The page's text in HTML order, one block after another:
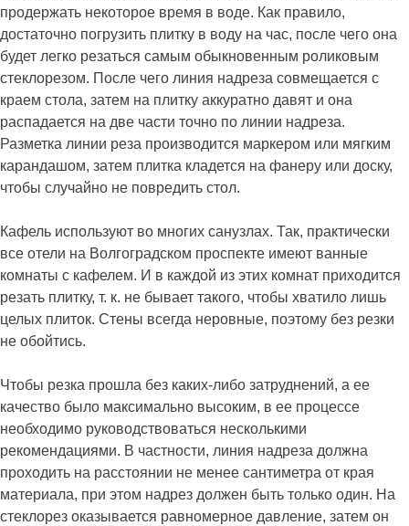
продержать некоторое время в воде. Как правило,
достаточно погрузить плитку в воду на час, после чего она
будет легко резаться самым обыкновенным роликовым
стеклорезом. После чего линия надреза совмещается с
краем стола, затем на плитку аккуратно давят и она
распадается на две части точно по линии надреза.
Разметка линии реза производится маркером или мягким
карандашом, затем плитка кладется на фанеру или доску,
чтобы случайно не повредить стол.
Кафель используют во многих санузлах. Так, практически
все отели на Волгоградском проспекте имеют ванные
комнаты с кафелем. И в каждой из этих комнат приходится
резать плитку, т. к. не бывает такого, чтобы хватило лишь
целых плиток. Стены всегда неровные, поэтому без резки
не обойтись.
Чтобы резка прошла без каких-либо затруднений, а ее
качество было максимально высоким, в ее процессе
необходимо руководствоваться несколькими
рекомендациями. В частности, линия надреза должна
проходить на расстоянии не менее сантиметра от края
материала, при этом надрез должен быть только один. На
стеклорез оказывается равномерное давление, затем он